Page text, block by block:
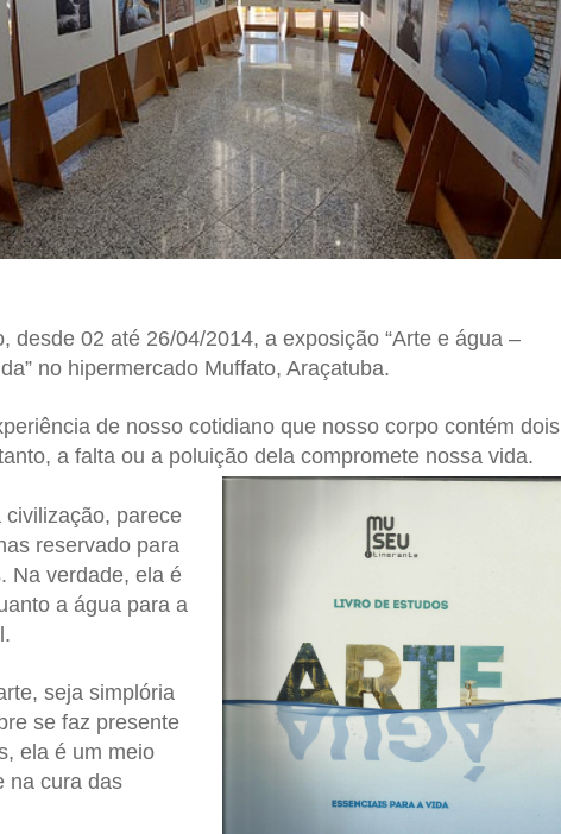
desde 02 até 26/04/2014, a exposição “Arte e água –
no hipermercado Muffato, Araçatuba.
de nosso cotidiano que nosso corpo contém dois
a falta ou a poluição dela compromete nossa vida.
parece
reservado para
Na verdade, ela é
a água para a
seja simplória
se faz presente
ela é um meio
na cura das